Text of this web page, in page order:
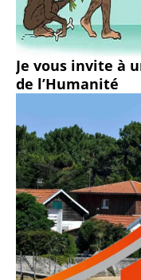
Je vous invite à
de l’Humanité